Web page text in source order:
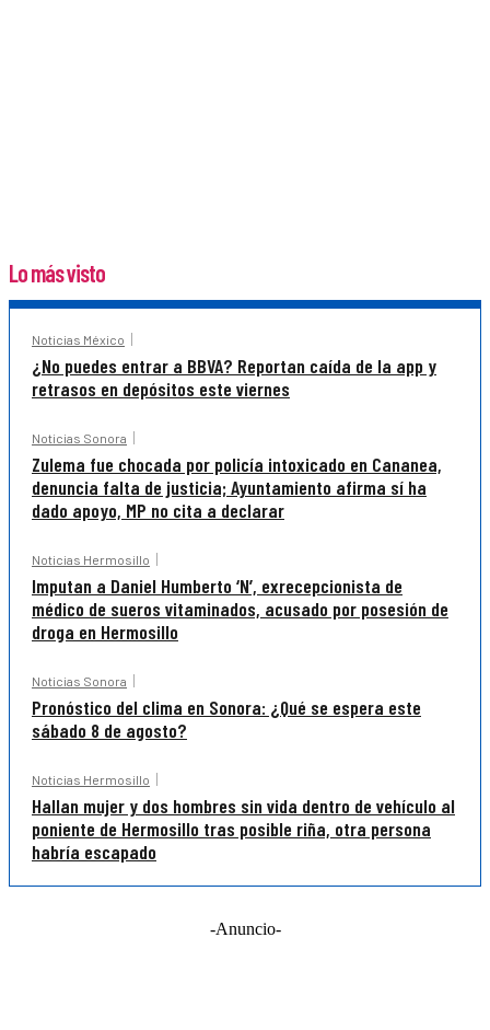
Lo más visto
Noticias México
¿No puedes entrar a BBVA? Reportan caída de la app y
retrasos en depósitos este viernes
Noticias Sonora
Zulema fue chocada por policía intoxicado en Cananea,
denuncia falta de justicia; Ayuntamiento afirma sí ha
dado apoyo, MP no cita a declarar
Noticias Hermosillo
Imputan a Daniel Humberto ‘N’, exrecepcionista de
médico de sueros vitaminados, acusado por posesión de
droga en Hermosillo
Noticias Sonora
Pronóstico del clima en Sonora: ¿Qué se espera este
sábado 8 de agosto?
Noticias Hermosillo
Hallan mujer y dos hombres sin vida dentro de vehículo al
poniente de Hermosillo tras posible riña, otra persona
habría escapado
-Anuncio-